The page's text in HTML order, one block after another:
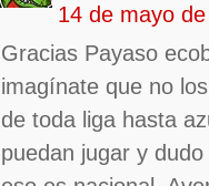
14 de mayo
Gracias Payaso
imagínate que no
de toda liga hasta
puedan jugar y